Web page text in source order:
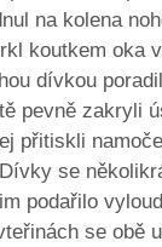
na kolena
koutkem oka
dívkou
pevně zakryli
přitiskli
se
podařilo
se obě